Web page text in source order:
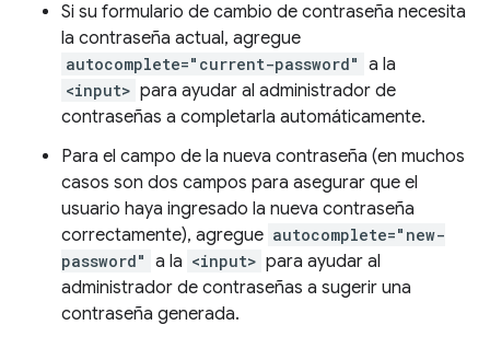
Si su formulario de cambio de contraseña necesita
la contraseña actual, agregue
autocomplete="current-password" a la
<input> para ayudar al administrador de
contraseñas a completarla automáticamente.
Para el campo de la nueva contraseña (en muchos
casos son dos campos para asegurar que el
usuario haya ingresado la nueva contraseña
correctamente), agregue autocomplete="new-
password" a la <input> para ayudar al
administrador de contraseñas a sugerir una
contraseña generada.